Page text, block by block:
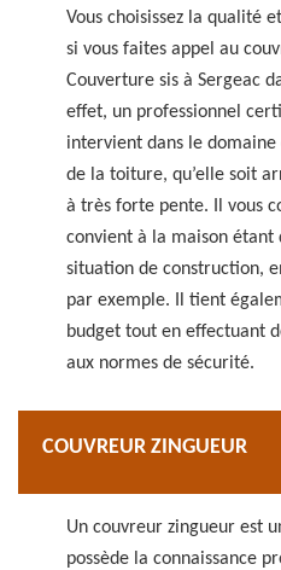
Vous choisissez la qualité
si vous faites appel au
Couverture sis à Sergeac
effet, un professionnel
intervient dans le
de la toiture, qu’elle soit
à très forte pente. Il vous
convient à la maison
situation de construction,
par exemple. Il tient
budget tout en effectuant
aux normes de sécurité.
COUVREUR ZINGUEUR
Un couvreur zingueur est
possède la connaissance